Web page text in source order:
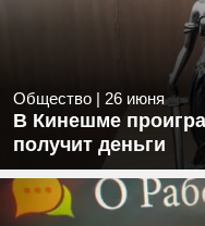
Общество | 26 июня
В Кинешме
получит деньги